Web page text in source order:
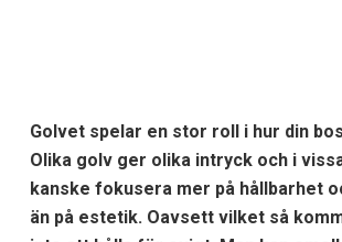
Golvet spelar en stor roll i hur din
Olika golv ger olika intryck och i
kanske fokusera mer på hållbarhet
än på estetik. Oavsett vilket så